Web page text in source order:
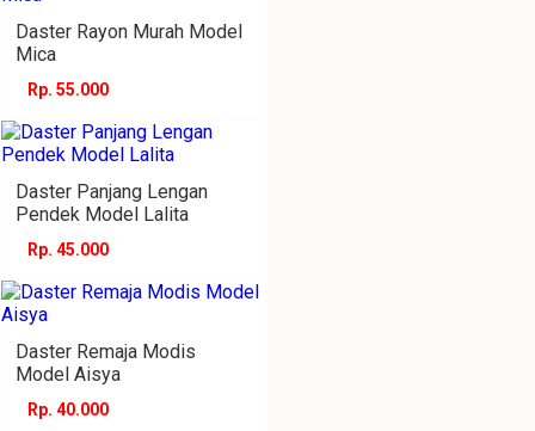
Daster Rayon Murah Model
Mica
Rp. 55.000
Daster Panjang Lengan
Pendek Model Lalita
Rp. 45.000
Daster Remaja Modis
Model Aisya
Rp. 40.000